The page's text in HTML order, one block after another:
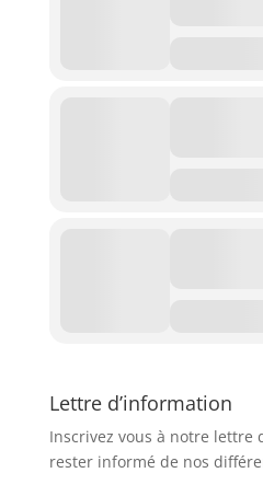
Lettre d’information
Inscrivez vous à notre
rester informé de nos